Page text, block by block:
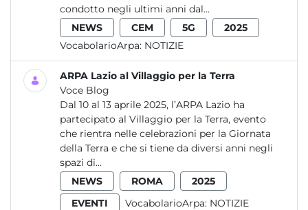
condotto negli ultimi anni dal...
NEWS
CEM 5G
2025
VocabolarioArpa: NOTIZIE
ARPA Lazio al Villaggio per la Terra
Voce Blog
Dal 10 al 13 aprile 2025, l’ARPA Lazio ha
partecipato al Villaggio per la Terra, evento
che rientra nelle celebrazioni per la Giornata
della Terra e che si tiene da diversi anni negli
spazi di...
NEWS
ROMA
2025
EVENTI
VocabolarioArpa: NOTIZIE